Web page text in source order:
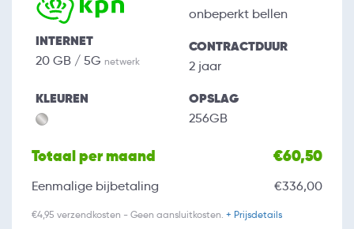
INTERNET
20 GB / 5G netwerk
onbeperkt bellen
CONTRACTDUUR
2 jaar
KLEUREN OPSLAG
256GB
Totaal per maand €60,50
Eenmalige bijbetaling €336,00
€4,95 verzendkosten - Geen aansluitkosten. + Prijsdetails